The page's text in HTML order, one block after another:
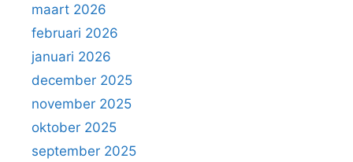
maart 2026
februari 2026
januari 2026
december 2025
november 2025
oktober 2025
september 2025